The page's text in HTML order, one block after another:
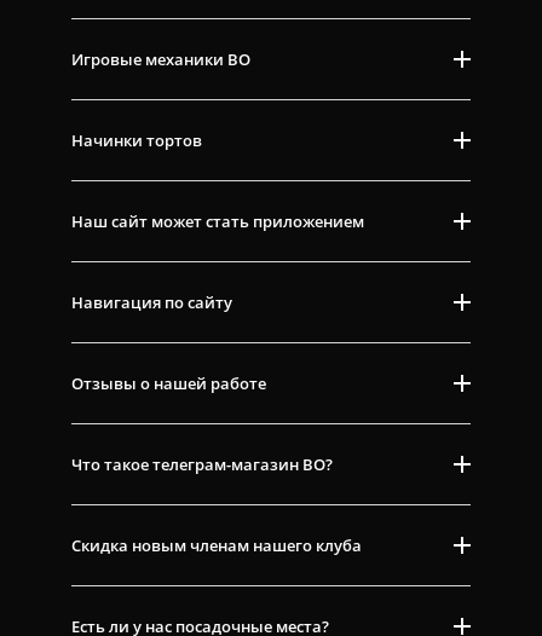
Игровые механики ВО
Начинки тортов
Наш сайт может стать приложением
Навигация по сайту
Отзывы о нашей работе
Что такое телеграм-магазин ВО?
Скидка новым членам нашего клуба
Есть ли у нас посадочные места?